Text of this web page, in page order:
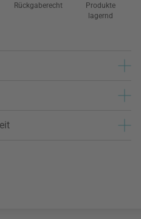
Rückgaberecht
Produkte
lagernd